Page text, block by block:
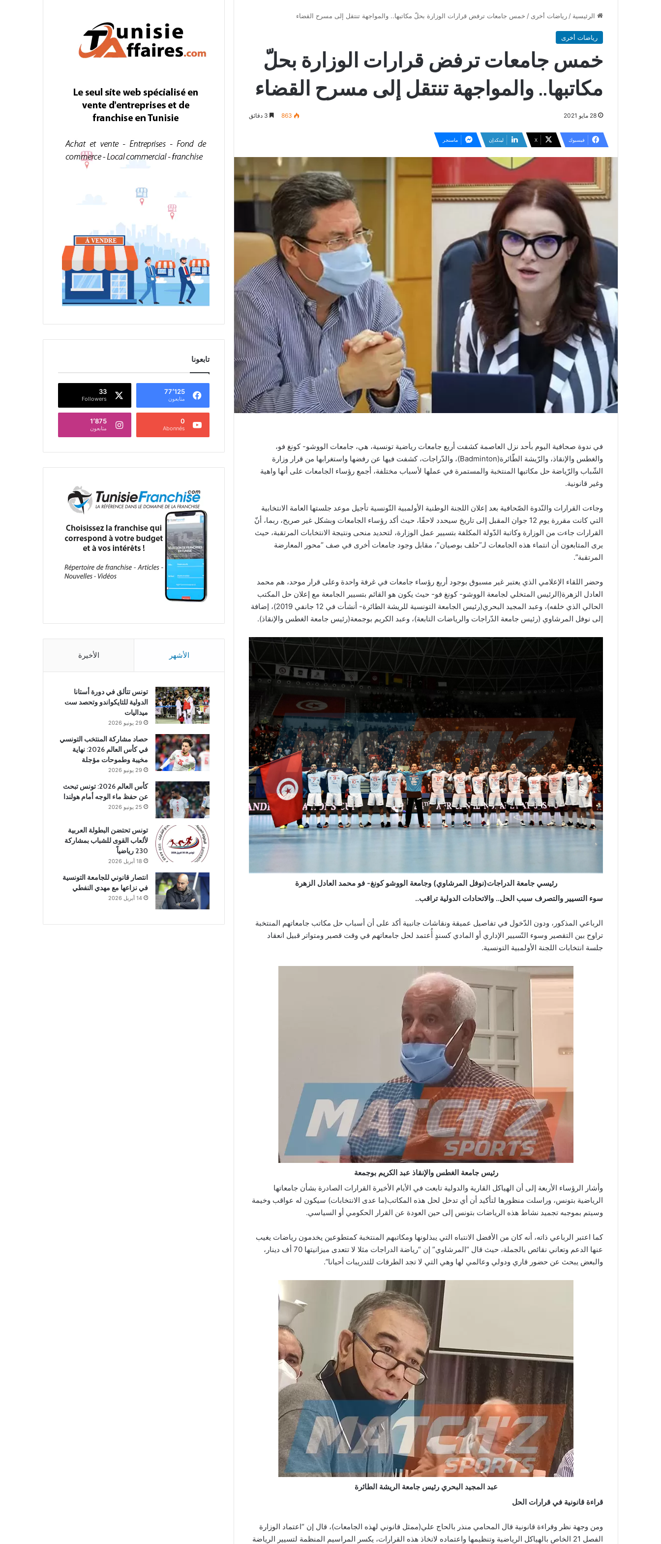
الرئيسية / رياضات أخرى / خمس جامعات ترفض قرارات الوزارة بحلّ مكاتبها.. والمواجهة تنتقل إلى مسرح القضاء
رياضات أخرى
خمس جامعات ترفض قرارات الوزارة بحلّ
مكاتبها.. والمواجهة تنتقل إلى مسرح القضاء
28 مايو 2021 863
فيسبوك ‫X لينكدإن ماسنجر
في ندوة صحافية اليوم بأحد نزل العاصمة كشفت أربع جامعات رياضية تونسية، هي، جامعات الووشو- كونغ فو،
والغطس والإنقاذ، والرّيشة الطّائرة(Badminton)، والدّراجات، كشفت فيها عن رفضها واستغرابها من قرار وزارة
الشّباب والرّياضة حل مكاتبها المنتخبة والمستمرة في عملها لأسباب مختلفة، أجمع رؤساء الجامعات على أنها واهية
وغير قانونية.
وجاءت القرارات والنّدوة الصّحافية بعد إعلان اللجنة الوطنية الأولمبية التّونسية تأجيل موعد جلستها العامة الانتخابية
التي كانت مقررة يوم 12 جوان المقبل إلى تاريخ سيحدد لاحقًا، حيث أكد رؤساء الجامعات وبشكل غير صريح، ربما، أنّ
القرارات جاءت من الوزارة وكاتبة الدّولة المكلفة بتسيير عمل الوزارة، لتحديد منحى ونتيجة الانتخابات المرتقبة، حيث
يرى المتابعون أن انتماء هذه الجامعات لـ”حلف بوصيان”، مقابل وجود جامعات أخرى في صف “محور المعارضة
المرتقبة”.
وحضر اللقاء الإعلامي الذي يعتبر غير مسبوق بوجود أربع رؤساء جامعات في غرفة واحدة وعلى قرار موحد، هم محمد
العادل الزهرة(الرئيس المتخلي لجامعة الووشو- كونغ فو- حيث يكون هو القائم بتسيير الجامعة مع إعلان حل المكتب
الحالي الذي خلفه)، وعبد المجيد البحري(رئيس الجامعة التونسية للريشة الطائرة- أنشأت في 12 جانفي 2019)، إضافة
إلى نوفل المرشاوي (رئيس جامعة الدّراجات والرياضات التابعة)، وعبد الكريم بوجمعة(رئيس جامعة الغطس والإنقاذ).
رئيسي جامعة الدراجات(نوفل المرشاوي) وجامعة الووشو كونغ- فو محمد العادل الزهرة
سوء التسيير والتصرف سبب الحل.. والاتحادات الدولية تراقب..
الرباعي المذكور، ودون الدّخول في تفاصيل عميقة ونقاشات جانبية أكد على أن أسباب حل مكاتب جامعاتهم المنتخبة
تراوح بين التقصير وسوء التّسيير الإداري أو المادي كسندٍ أُعتمد لحل جامعاتهم في وقت قصير ومتواتر قبيل انعقاد
جلسة انتخابات اللجنة الأولمبية التونسية.
رئيس جامعة الغطس والإنقاذ عبد الكريم بوجمعة
وأشار الرؤساء الأربعة إلى أن الهياكل القارية والدولية تابعت في الأيام الأخيرة القرارات الصادرة بشأن جامعاتها
الرياضية بتونس، وراسلت منظورها لتأكيد أن أي تدخل لحل هذه المكاتب(ما عدى الانتخابات) سيكون له عواقب وخيمة
وسيتم بموجبه تجميد نشاط هذه الرياضات بتونس إلى حين العودة عن القرار الحكومي أو السياسي.
كما اعتبر الرباعي ذاته، أنه كان من الأفضل الانتباه التي يبذلونها ومكاتبهم المنتخبة كمتطوعين يخدمون رياضات يغيب
عنها الدعم وتعاني نقائص بالجملة، حيث قال “المرشاوي” إن “رياضة الدراجات مثلا لا تتعدى ميزانيتها 70 أف دينار،
والبعض يبحث عن حضور قاري ودولي وعالمي لها وهي التي لا تجد الطرقات للتدريبات أحيانا”.
عبد المجيد البحري رئيس جامعة الريشة الطائرة
قراءة قانونية في قرارات الحل
ومن وجهة نظر وقراءة قانونية قال المحامي منذر بالحاج علي(ممثل قانوني لهذه الجامعات)، قال إن “اعتماد الوزارة
الفصل 21 الخاص بالهياكل الرياضية وتنظيمها واعتماده لاتخاذ هذه القرارات، يكسر المراسيم المنظمة لتسيير الرياضة
تابعونا
77٬125
متابعون
33
Followers
0
Abonnés
1٬875
متابعون
الأشهر الأخيرة
تونس تتألق في دورة أستانا
الدولية للتايكواندو وتحصد ست
ميداليات
29 يونيو 2026
حصاد مشاركة المنتخب التونسي
في كأس العالم 2026: نهاية
مخيبة وطموحات مؤجلة
29 يونيو 2026
كأس العالم 2026: تونس تبحث
عن حفظ ماء الوجه أمام هولندا
25 يونيو 2026
تونس تحتضن البطولة العربية
لألعاب القوى للشباب بمشاركة
230 رياضياً
18 أبريل 2026
انتصار قانوني للجامعة التونسية
في نزاعها مع مهدي النفطي
14 أبريل 2026